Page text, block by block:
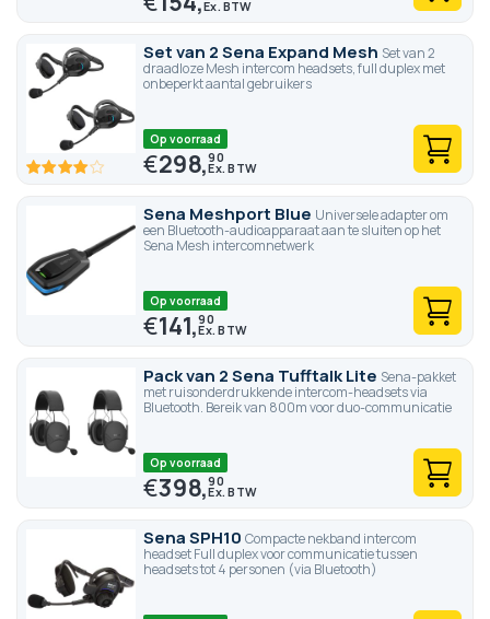
Set van 2 Sena Expand Mesh Set van 2
draadloze Mesh intercom headsets, full duplex met
onbeperkt aantal gebruikers
80 100
Op voorraad
€298,90
Sena Meshport Blue Universele adapter om
een Bluetooth-audioapparaat aan te sluiten op het
Sena Mesh intercomnetwerk
Op voorraad
€141,90
Pack van 2 Sena Tufftalk Lite Sena-pakket
met ruisonderdrukkende intercom-headsets via
Bluetooth. Bereik van 800m voor duo-communicatie
Op voorraad
€398,90
Sena SPH10 Compacte nekband intercom
headset Full duplex voor communicatie tussen
headsets tot 4 personen (via Bluetooth)